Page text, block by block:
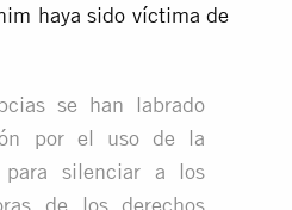
haya sido víctima de
se han labrado
por el uso de la
para silenciar a los
de los derechos